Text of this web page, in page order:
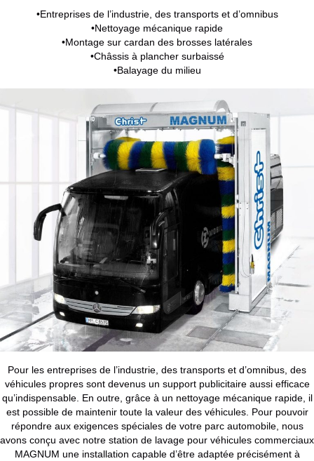
•Entreprises de l’industrie, des transports et d’omnibus
•Nettoyage mécanique rapide
•Montage sur cardan des brosses latérales
•Châssis à plancher surbaissé
•Balayage du milieu
Pour les entreprises de l’industrie, des transports et d’omnibus, des
véhicules propres sont devenus un support publicitaire aussi efficace
qu’indispensable. En outre, grâce à un nettoyage mécanique rapide, il
est possible de maintenir toute la valeur des véhicules. Pour pouvoir
répondre aux exigences spéciales de votre parc automobile, nous
avons conçu avec notre station de lavage pour véhicules commerciaux
MAGNUM une installation capable d’être adaptée précisément à